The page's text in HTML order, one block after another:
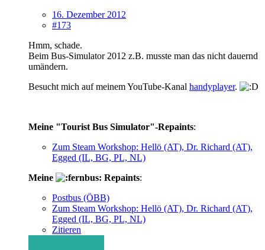
16. Dezember 2012
#173
Hmm, schade.
Beim Bus-Simulator 2012 z.B. musste man das nicht dauernd
umändern.
Besucht mich auf meinem YouTube-Kanal handyplayer.
Meine "Tourist Bus Simulator"-Repaints:
Zum Steam Workshop: Hellö (AT), Dr. Richard (AT),
Egged (IL, BG, PL, NL)
Meine
Repaints:
Postbus (ÖBB)
Zum Steam Workshop: Hellö (AT), Dr. Richard (AT),
Egged (IL, BG, PL, NL)
Zitieren